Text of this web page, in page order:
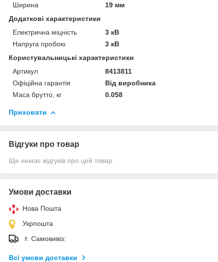
Ширина
19 мм
Додаткові характеристики
Електрична міцність
3 кВ
Напруга пробою
3 кВ
Користувальницькі характеристики
Артикул
8413811
Офіційна гарантія
Від виробника
Маса брутто, кг
0.058
Приховати
Відгуки про товар
Ще немає відгуків про цей товар
Умови доставки
Нова Пошта
Укрпошта
🚶 Самовивіз:
Всі умови доставки